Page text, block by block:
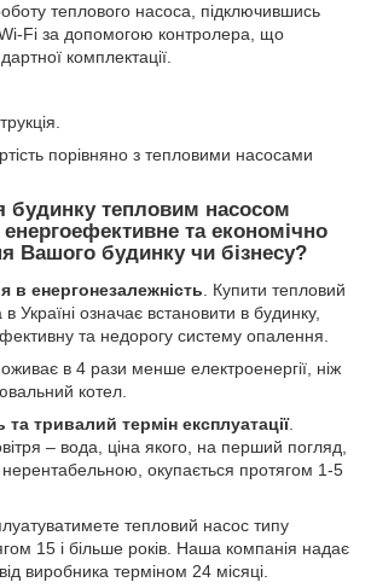
теплового насоса, підключившись
Fi за допомогою контролера, що
комплектації.
порівняно з тепловими насосами
будинку тепловим насосом
та економічно
Вашого будинку чи бізнесу?
в енергонезалежність . Купити тепловий
Україні означає встановити в будинку,
та недорогу систему опалення.
в 4 рази менше електроенергії, ніж
котел.
тривалий термін експлуатації.
– вода, ціна якого, на перший погляд,
окупається протягом 1-5
тепловий насос типу
15 і більше років. Наша компанія надає
виробника терміном 24 місяці.